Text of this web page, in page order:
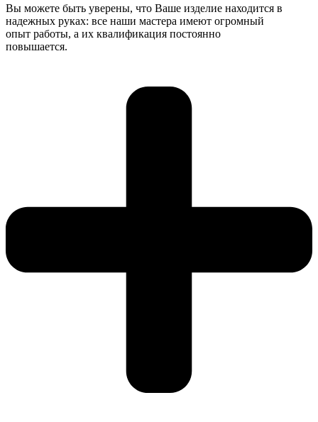
Вы можете быть уверены, что Ваше изделие находится в
надежных руках: все наши мастера имеют огромный
опыт работы, а их квалификация постоянно
повышается.